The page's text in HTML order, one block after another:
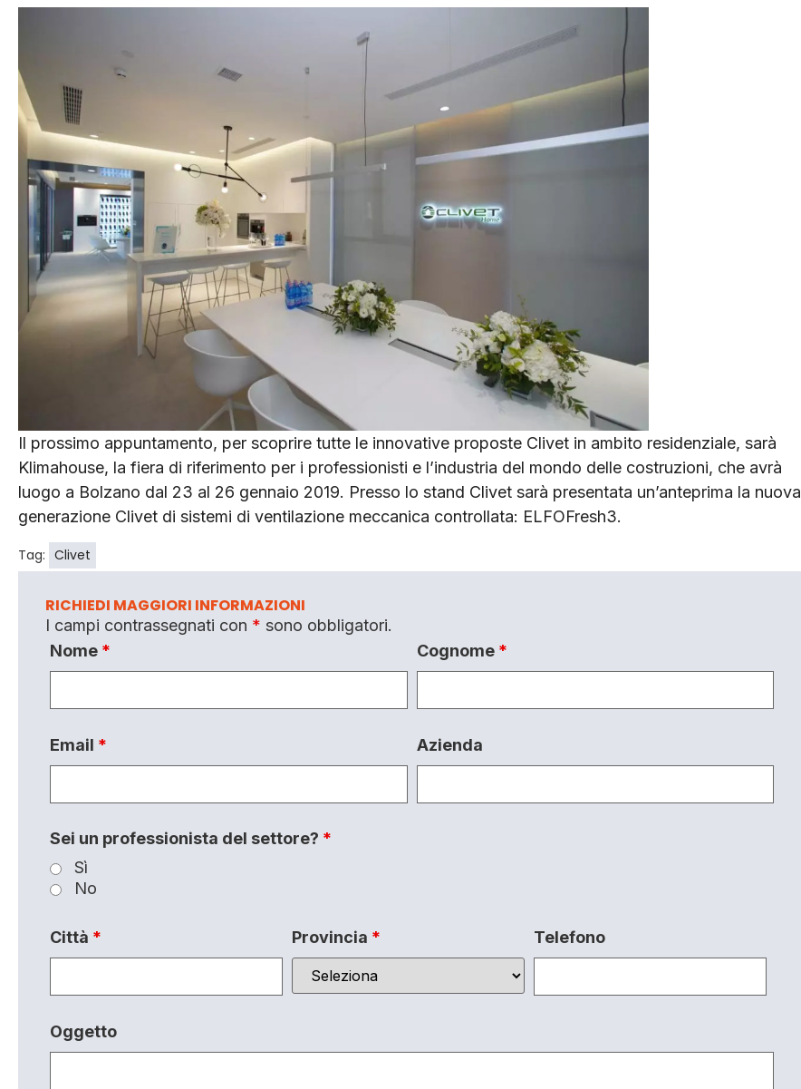
Il prossimo appuntamento, per scoprire tutte le innovative proposte Clivet in ambito residenziale, sarà
Klimahouse, la fiera di riferimento per i professionisti e l’industria del mondo delle costruzioni, che avrà
luogo a Bolzano dal 23 al 26 gennaio 2019. Presso lo stand Clivet sarà presentata un’anteprima la nuova
generazione Clivet di sistemi di ventilazione meccanica controllata: ELFOFresh3.
Tag: Clivet
RICHIEDI MAGGIORI INFORMAZIONI
I campi contrassegnati con * sono obbligatori.
Nome * Cognome *
Email * Azienda
Sei un professionista del settore? *
Sì
No
Città * Provincia * Telefono
Oggetto